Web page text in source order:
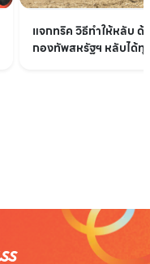
แจกทริค วิธีทำให้หลับ
กองทัพสหรัฐฯ หลับได้ทุ